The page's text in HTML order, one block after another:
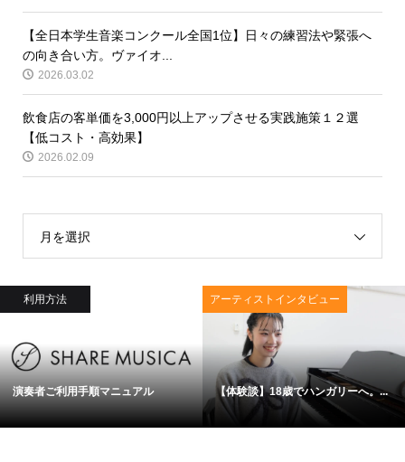
【全日本学生音楽コンクール全国1位】日々の練習法や緊張へ
の向き合い方。ヴァイオ...
2026.03.02
飲食店の客単価を3,000円以上アップさせる実践施策１２選
【低コスト・高効果】
2026.02.09
月を選択
利用方法
演奏者ご利用手順マニュアル
アーティストインタビュー
【体験談】18歳でハンガリーへ。...